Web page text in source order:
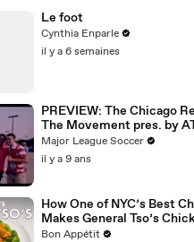
Le foot
Cynthia Enparle
il y a 6 semaines
PREVIEW: The Chicago
The Movement pres. by
Major League Soccer
il y a 9 ans
How One of NYC’s Best
Makes General Tso’s
Bon Appétit